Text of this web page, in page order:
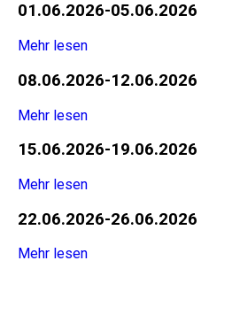
01.06.2026-05.06.2026
Mehr lesen
08.06.2026-12.06.2026
Mehr lesen
15.06.2026-19.06.2026
Mehr lesen
22.06.2026-26.06.2026
Mehr lesen